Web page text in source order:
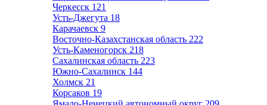
Черкесск 121
Усть-Джегута 18
Карачаевск 9
Восточно-Казахстанская область 222
Усть-Каменогорск 218
Сахалинская область 223
Южно-Сахалинск 144
Холмск 21
Корсаков 19